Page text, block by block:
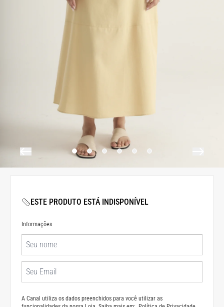
ESTE PRODUTO ESTÁ INDISPONÍVEL
Informações
A Canal utiliza os dados preenchidos para você utilizar as